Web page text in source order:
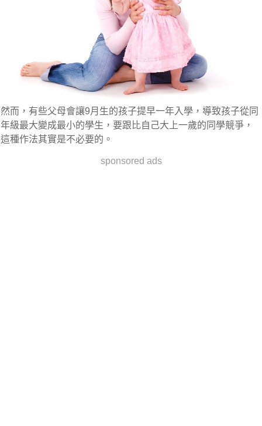
然而，有些父母會讓9月生的孩子提早一年入學，導致孩子從同
年級最大變成最小的學生，要跟比自己大上一歲的同學競爭，
這種作法其實是不必要的。
sponsored ads